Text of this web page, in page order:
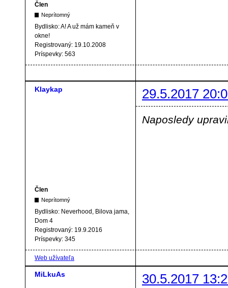
Člen
Neprítomný
Bydlisko:A! A už mám kameň v
okne!
Registrovaný: 19.10.2008
Príspevky: 563
Klaykap 29.5.2017
Člen
Neprítomný
Bydlisko: Neverhood, Bilova jama,
Dom 4
Registrovaný: 19.9.2016
Príspevky: 345
Naposledy
Web užívateľa
MiLkuAs 30.5.2017